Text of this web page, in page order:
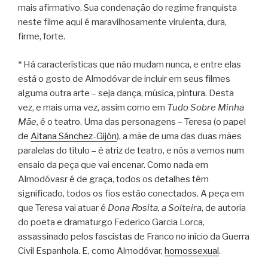
mais afirmativo. Sua condenação do regime franquista
neste filme aqui é maravilhosamente virulenta, dura,
firme, forte.
* Há características que não mudam nunca, e entre elas
está o gosto de Almodóvar de incluir em seus filmes
alguma outra arte – seja dança, música, pintura. Desta
vez, e mais uma vez, assim como em Tudo Sobre Minha
Mãe, é o teatro. Uma das personagens – Teresa (o papel
de Aitana Sánchez-Gijón), a mãe de uma das duas mães
paralelas do título – é atriz de teatro, e nós a vemos num
ensaio da peça que vai encenar. Como nada em
Almodóvasr é de graça, todos os detalhes têm
significado, todos os fios estão conectados. A peça em
que Teresa vai atuar é Dona Rosita, a Solteira, de autoria
do poeta e dramaturgo Federico Garcia Lorca,
assassinado pelos fascistas de Franco no início da Guerra
Civil Espanhola. E, como Almodóvar, homossexual.